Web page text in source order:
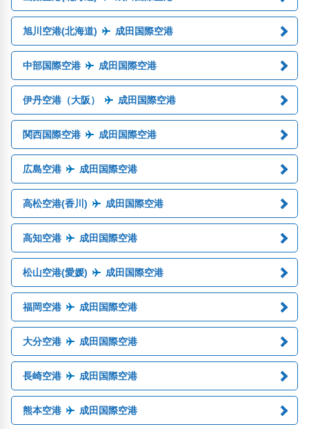
旭川空港(北海道) 成田国際空港
中部国際空港 成田国際空港
伊丹空港（大阪） 成田国際空港
関西国際空港 成田国際空港
広島空港 成田国際空港
高松空港(香川) 成田国際空港
高知空港 成田国際空港
松山空港(愛媛) 成田国際空港
福岡空港 成田国際空港
大分空港 成田国際空港
長崎空港 成田国際空港
熊本空港 成田国際空港